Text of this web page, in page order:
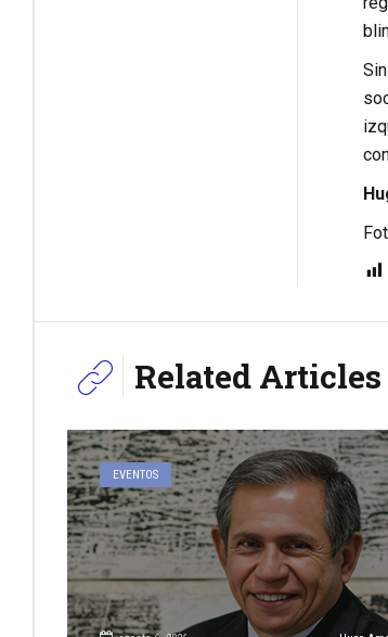
Related Articles
EVENTOS